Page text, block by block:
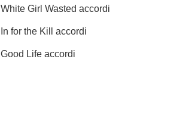
White Girl Wasted accordi
In for the Kill accordi
Good Life accordi